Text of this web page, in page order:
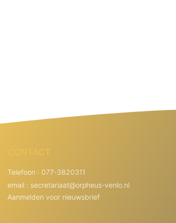
Telefoon : 077-3820311
email : secretariaat@orpheus-venlo.nl
Aanmelden voor nieuwsbrief